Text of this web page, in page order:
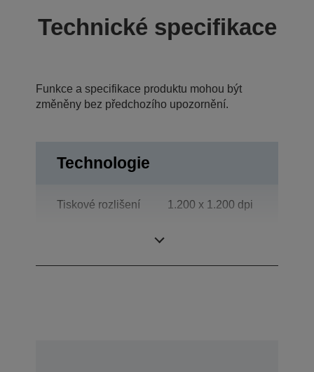
Technické specifikace
Funkce a specifikace produktu mohou být
změněny bez předchozího upozornění.
Technologie
Tiskové rozlišení 1.200 x 1.200 dpi